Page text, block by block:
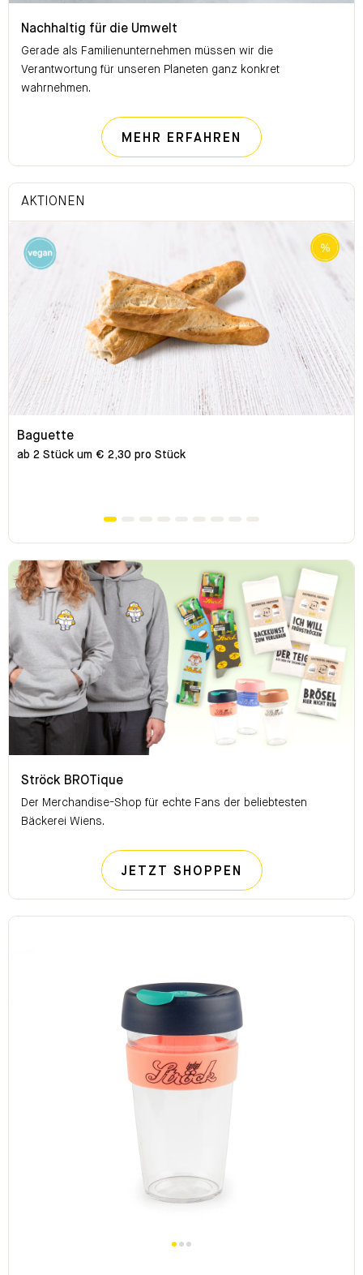
Nachhaltig für die Umwelt
Gerade als Familienunternehmen müssen wir die
Verantwortung für unseren Planeten ganz konkret
wahrnehmen.
MEHR ERFAHREN NACHHALTIG
AKTIONEN
Baguette
ab 2 Stück um € 2,30 pro Stück
Ströck BROTique
Der Merchandise-Shop für echte Fans der beliebtesten
Bäckerei Wiens.
JETZT SHOPPEN STRÖCK